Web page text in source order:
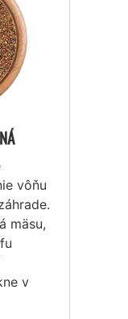
vôňu
mäsu,
v